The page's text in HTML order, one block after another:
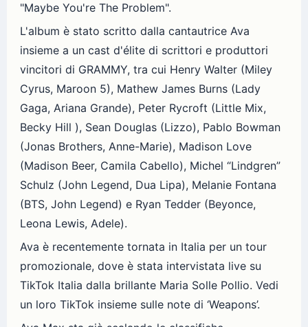
"Maybe You're The Problem".
L'album è stato scritto dalla cantautrice Ava
insieme a un cast d'élite di scrittori e produttori
vincitori di GRAMMY, tra cui Henry Walter (Miley
Cyrus, Maroon 5), Mathew James Burns (Lady
Gaga, Ariana Grande), Peter Rycroft (Little Mix,
Becky Hill ), Sean Douglas (Lizzo), Pablo Bowman
(Jonas Brothers, Anne-Marie), Madison Love
(Madison Beer, Camila Cabello), Michel “Lindgren”
Schulz (John Legend, Dua Lipa), Melanie Fontana
(BTS, John Legend) e Ryan Tedder (Beyonce,
Leona Lewis, Adele).
Ava è recentemente tornata in Italia per un tour
promozionale, dove è stata intervistata live su
TikTok Italia dalla brillante Maria Solle Pollio. Vedi
un loro TikTok insieme sulle note di ‘Weapons’.